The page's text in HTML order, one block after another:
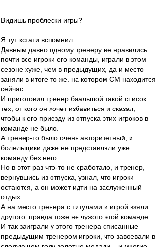
Видишь проблески игры?
Я тут кстати вспомнил...
Давным давно одному тренеру не нравились
почти все игроки его команды, играли в этом
сезоне хуже, чем в предыдущих, да и место
заняли в итоге то же, на котором СМ находится
сейчас.
И приготовил тренер баальшой такой список
тех, от кого он хочет избавиться и сказал,
чтобы к его приезду из отпуска этих игроков в
команде не было.
А тренер-то было очень авторитетный, и
болельщики даже не представляли уже
команду без него.
Но в этот раз что-то не сработало, и тренер,
вернувшись из отпуска, узнал, что игроки
остаются, а он может идти на заслуженный
отдых.
А на место тренера с титулами и игрой взяли
другого, правда тоже не чужого этой команде.
И так заиграли у этого тренера списанные
предыдущим тренером игроки, что завоевали в